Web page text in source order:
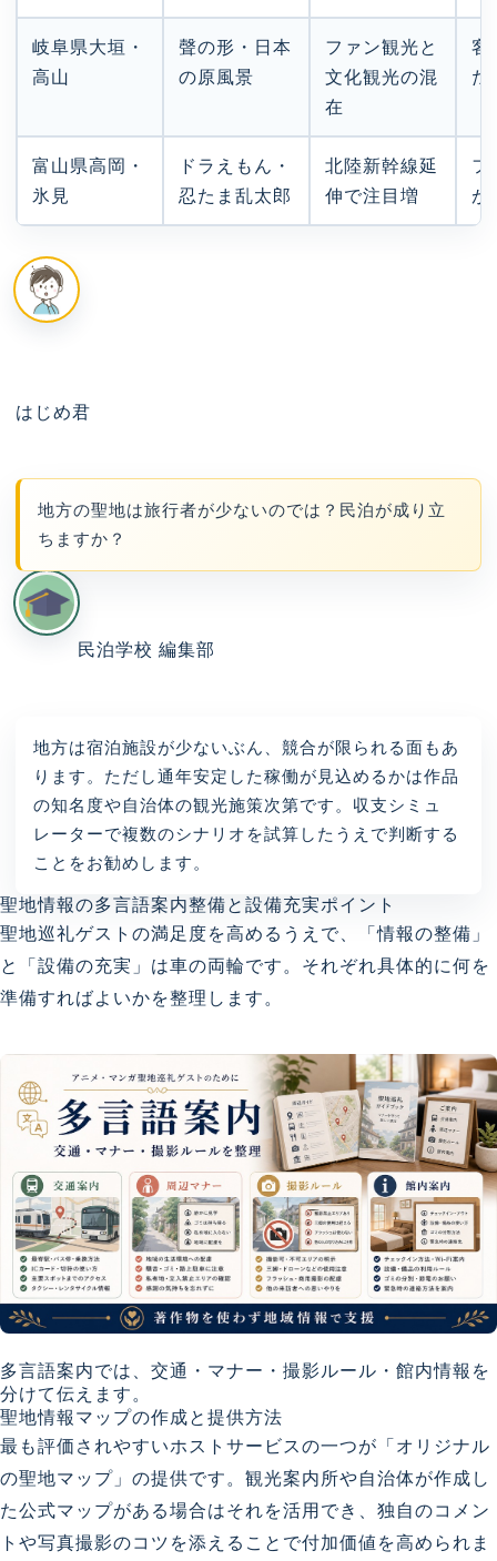
岐阜県大垣・
高山
聲の形・日本
の原風景
ファン観光と
文化観光の混
在
客
た
富山県高岡・
氷見
ドラえもん・
忍たま乱太郎
北陸新幹線延
伸で注目増
フ
が
はじめ君
地方の聖地は旅行者が少ないのでは？民泊が成り立
ちますか？
民泊学校 編集部
地方は宿泊施設が少ないぶん、競合が限られる面もあ
ります。ただし通年安定した稼働が見込めるかは作品
の知名度や自治体の観光施策次第です。収支シミュ
レーターで複数のシナリオを試算したうえで判断する
ことをお勧めします。
聖地情報の多言語案内整備と設備充実ポイント
聖地巡礼ゲストの満足度を高めるうえで、「情報の整備」
と「設備の充実」は車の両輪です。それぞれ具体的に何を
準備すればよいかを整理します。
多言語案内では、交通・マナー・撮影ルール・館内情報を
分けて伝えます。
聖地情報マップの作成と提供方法
最も評価されやすいホストサービスの一つが「オリジナル
の聖地マップ」の提供です。観光案内所や自治体が作成し
た公式マップがある場合はそれを活用でき、独自のコメン
トや写真撮影のコツを添えることで付加価値を高められま